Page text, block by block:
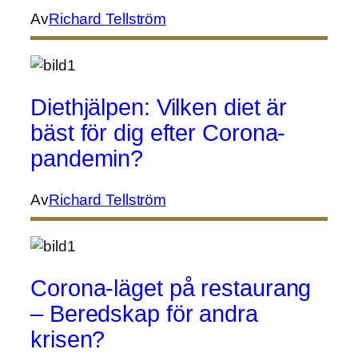
AvRichard Tellström
Diethjälpen: Vilken diet är
bäst för dig efter Corona-
pandemin?
AvRichard Tellström
Corona-läget på restaurang
– Beredskap för andra
krisen?